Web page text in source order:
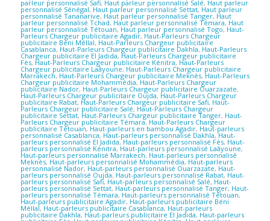
parleur personnalisé Safi, Haut parleur personnalisé Salé, Haut parleur
personnalisé Sénégal, Haut parleur personnalisé Settat, Haut parleur
personnalisé Tananarive, Haut parleur personnalisé Tanger, Haut
parleur personnalisé Tchad, Haut parleur personnalisé Témara, Haut
parleur personnalisé Tétouan, Haut parleur personnalisé Togo, Haut-
Parleurs Chargeur publicitaire Agadir, Haut-Parleurs Chargeur
publicitaire Béni Méllal, Haut-Parleurs Chargeur publicitaire
Casablanca, Haut-Parleurs Chargeur publicitaire Dakhla, Haut-Parleurs
Chargeur publicitaire El Jadida, Haut-Parleurs Chargeur publicitaire
Fès, Haut-Parleurs Chargeur publicitaire Kénitra, Haut-Parleurs
Chargeur publicitaire Laâyoune, Haut-Parleurs Chargeur publicitaire
Marrakech, Haut-Parleurs Chargeur publicitaire Meknès, Haut-Parleurs
Chargeur publicitaire Mohammédia, Haut-Parleurs Chargeur
publicitaire Nador, Haut-Parleurs Chargeur publicitaire Ouarzazate,
Haut-Parleurs Chargeur publicitaire Oujda, Haut-Parleurs Chargeur
publicitaire Rabat, Haut-Parleurs Chargeur publicitaire Safi, Haut-
Parleurs Chargeur publicitaire Salé, Haut-Parleurs Chargeur
publicitaire Settat, Haut-Parleurs Chargeur publicitaire Tanger, Haut-
Parleurs Chargeur publicitaire Témara, Haut-Parleurs Chargeur
publicitaire Tétouan, Haut-parleurs en bambou Agadir, Haut-parleurs
personnalisé Casablanca, Haut-parleurs personnalisé Dakhla,Haut-
parleurs personnalisé El Jadida, Haut-parleurs personnalisé Fès, Haut-
parleurs personnalisé Kénitra, Haut-parleurs personnalisé Laâyoune,
Haut-parleurs personnalisé Marrakech, Haut-parleurs personnalisé
Meknès, Haut-parleurs personnalisé Mohammédia, Haut-parleurs
personnalisé Nador, Haut-parleurs personnalisé Ouarzazate, Haut-
parleurs personnalisé Oujda, Haut-parleurs personnalisé Rabat, Haut-
parleurs personnalisé Safi, Haut-parleurs personnalisé Salé, Haut-
parleurs personnalisé Settat, Haut-parleurs personnalisé Tanger, Haut-
parleurs personnalisé Témara, Haut-parleurs personnalisé Tétouan,
Haut-parleurs publicitaire Agadir, Haut-parleurs publicitaire Béni
Méllal , Haut-parleurs publicitaire Casablanca, Haut-parleurs
publicitaire Dakhla, Haut-parleurs publicitaire El Jadida, Haut-parleurs